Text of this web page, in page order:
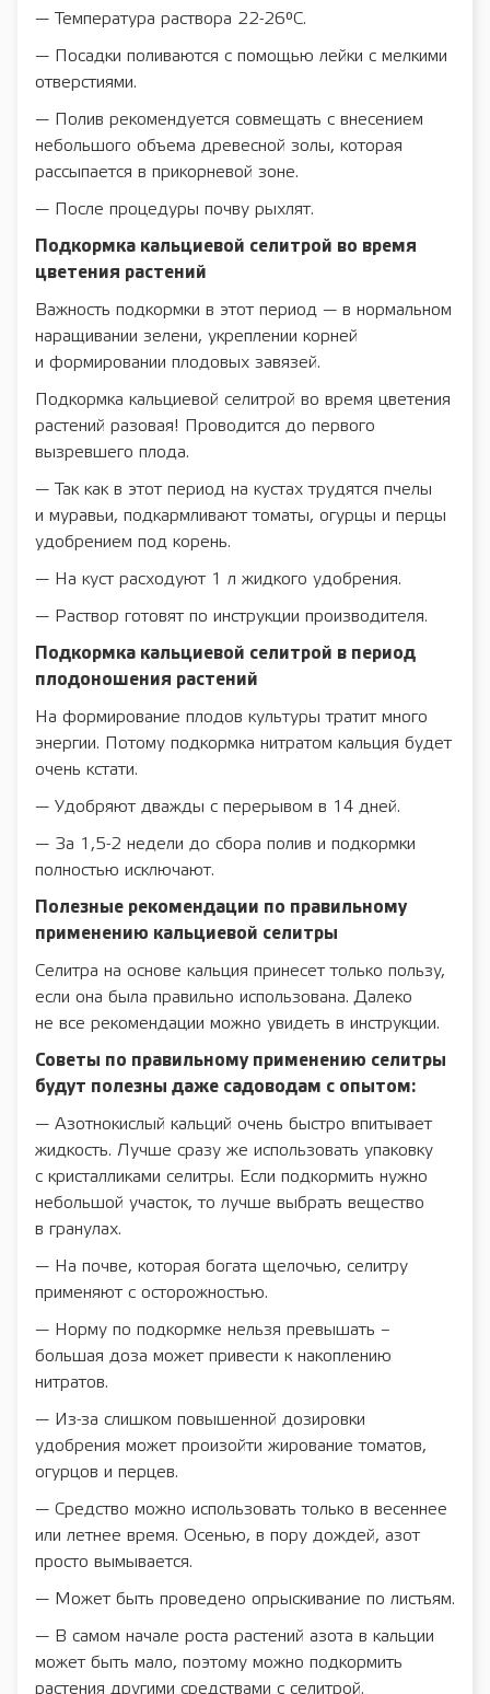
— Температура раствора 22-26°C.
— Посадки поливаются с помощью лейки с мелкими
отверстиями.
— Полив рекомендуется совмещать с внесением
небольшого объема древесной золы, которая
рассыпается в прикорневой зоне.
— После процедуры почву рыхлят.
Подкормка кальциевой селитрой во время
цветения растений
Важность подкормки в этот период — в нормальном
наращивании зелени, укреплении корней
и формировании плодовых завязей.
Подкормка кальциевой селитрой во время цветения
растений разовая! Проводится до первого
вызревшего плода.
— Так как в этот период на кустах трудятся пчелы
и муравьи, подкармливают томаты, огурцы и перцы
удобрением под корень.
— На куст расходуют 1 л жидкого удобрения.
— Раствор готовят по инструкции производителя.
Подкормка кальциевой селитрой в период
плодоношения растений
На формирование плодов культуры тратит много
энергии. Потому подкормка нитратом кальция будет
очень кстати.
— Удобряют дважды с перерывом в 14 дней.
— За 1,5-2 недели до сбора полив и подкормки
полностью исключают.
Полезные рекомендации по правильному
применению кальциевой селитры
Селитра на основе кальция принесет только пользу,
если она была правильно использована. Далеко
не все рекомендации можно увидеть в инструкции.
Советы по правильному применению селитры
будут полезны даже садоводам с опытом:
— Азотнокислый кальций очень быстро впитывает
жидкость. Лучше сразу же использовать упаковку
с кристалликами селитры. Если подкормить нужно
небольшой участок, то лучше выбрать вещество
в гранулах.
— На почве, которая богата щелочью, селитру
применяют с осторожностью.
— Норму по подкормке нельзя превышать –
большая доза может привести к накоплению
нитратов.
— Из-за слишком повышенной дозировки
удобрения может произойти жирование томатов,
огурцов и перцев.
— Средство можно использовать только в весеннее
или летнее время. Осенью, в пору дождей, азот
просто вымывается.
— Может быть проведено опрыскивание по листьям.
— В самом начале роста растений азота в кальции
может быть мало, поэтому можно подкормить
растения другими средствами с селитрой.